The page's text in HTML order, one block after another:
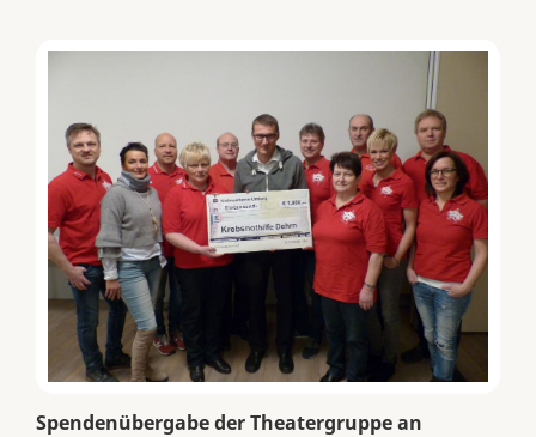
Spendenübergabe der Theatergruppe an